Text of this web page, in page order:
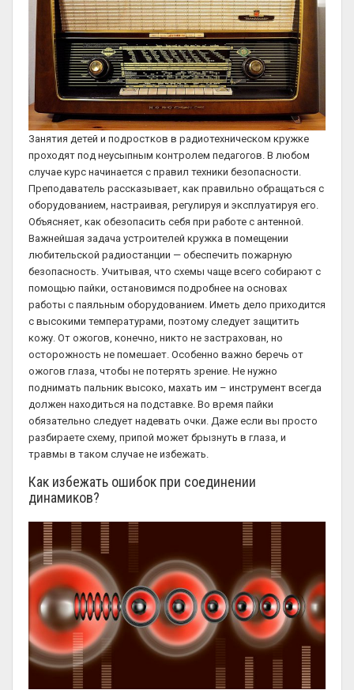
Занятия детей и подростков в радиотехническом кружке
проходят под неусыпным контролем педагогов. В любом
случае курс начинается с правил техники безопасности.
Преподаватель рассказывает, как правильно обращаться с
оборудованием, настраивая, регулируя и эксплуатируя его.
Объясняет, как обезопасить себя при работе с антенной.
Важнейшая задача устроителей кружка в помещении
любительской радиостанции — обеспечить пожарную
безопасность. Учитывая, что схемы чаще всего собирают с
помощью пайки, остановимся подробнее на основах
работы с паяльным оборудованием. Иметь дело приходится
с высокими температурами, поэтому следует защитить
кожу. От ожогов, конечно, никто не застрахован, но
осторожность не помешает. Особенно важно беречь от
ожогов глаза, чтобы не потерять зрение. Не нужно
поднимать пальник высоко, махать им – инструмент всегда
должен находиться на подставке. Во время пайки
обязательно следует надевать очки. Даже если вы просто
разбираете схему, припой может брызнуть в глаза, и
травмы в таком случае не избежать.
Как избежать ошибок при соединении
динамиков?